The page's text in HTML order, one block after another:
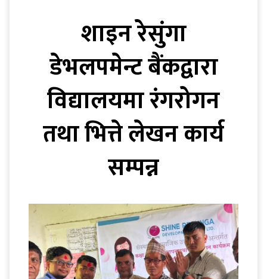
शाइन रेसुंगा
डेभलपमेन्ट बैंकद्वारा
विद्यालयमा रंगरोगन
तथा भित्ते लेखन कार्य
सम्पन्न